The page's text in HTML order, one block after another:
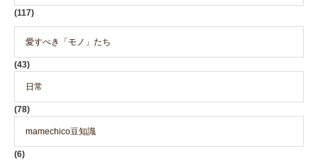
(117)
愛すべき「モノ」たち
(43)
日常
(78)
mamechico豆知識
(6)